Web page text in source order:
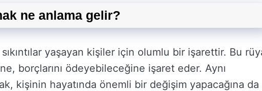
ne anlama gelir?
yaşayan kişiler için olumlu bir işarettir. Bu
borçlarını ödeyebileceğine işaret eder. Aynı
kişinin hayatında önemli bir değişim yapacağına da